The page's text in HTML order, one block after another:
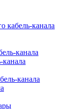
кабель-канала
канала
канала
канала